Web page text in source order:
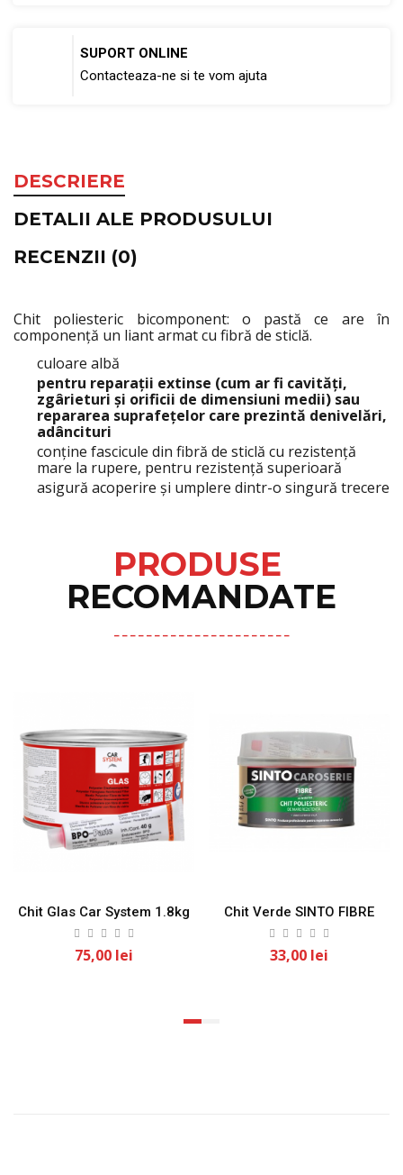
SUPORT ONLINE
Contacteaza-ne si te vom ajuta
DESCRIERE
DETALII ALE PRODUSULUI
RECENZII (0)
Chit poliesteric bicomponent: o pastă ce are în
componenţă un liant armat cu fibră de sticlă.
culoare albă
pentru reparaţii extinse (cum ar fi cavităţi,
zgârieturi şi orificii de dimensiuni medii) sau
repararea suprafețelor care prezintă denivelări,
adâncituri
conţine fascicule din fibră de sticlă cu rezistenţă
mare la rupere, pentru rezistenţă superioară
asigură acoperire şi umplere dintr-o singură trecere
PRODUSE
RECOMANDATE
Chit Glas Car System 1.8kg
75,00 lei
Chit Verde SINTO FIBRE
33,00 lei